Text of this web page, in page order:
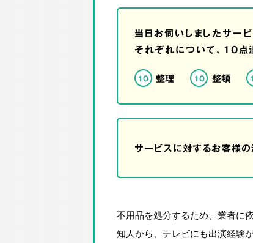
当日お伺いしましたサービ
それぞれについて、10点
10 整理 10 整頓
サービスに対するお客様
不用品を処分するため、業者に
知人から、テレビにも出演経験